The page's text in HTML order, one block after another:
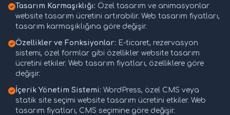
Tasarım Karmaşıklığı: Özel tasarım ve animasyonlar
website tasarım ücretini artırabilir. Web tasarım fiyatları,
tasarım karmaşıklığına göre değişir.
Özellikler ve Fonksiyonlar: E-ticaret, rezervasyon
sistemi, özel formlar gibi özellikler website tasarım
ücretini etkiler. Web tasarım fiyatları, özelliklere göre
değişir.
İçerik Yönetim Sistemi: WordPress, özel CMS veya
statik site seçimi website tasarım ücretini etkiler. Web
tasarım fiyatları, CMS seçimine göre değişir.